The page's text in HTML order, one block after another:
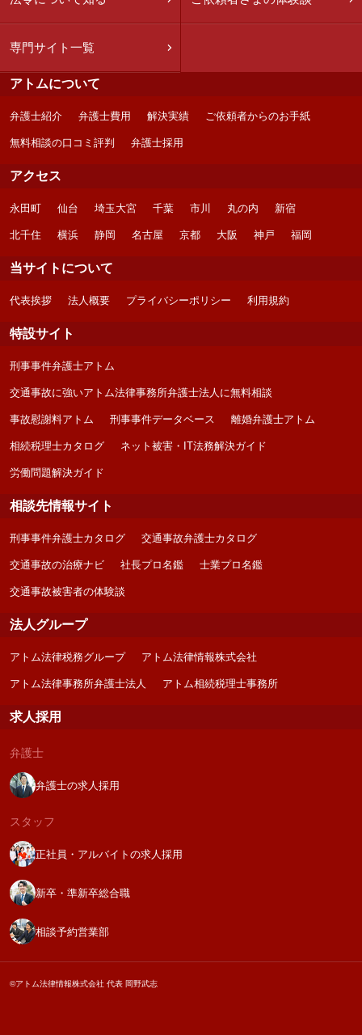
専門サイト一覧
アトムについて
弁護士紹介 弁護士費用 解決実績 ご依頼者からのお手紙
無料相談の口コミ評判 弁護士採用
アクセス
永田町 仙台 埼玉大宮 千葉 市川 丸の内 新宿
北千住 横浜 静岡 名古屋 京都 大阪 神戸 福岡
当サイトについて
代表挨拶 法人概要 プライバシーポリシー 利用規約
特設サイト
刑事事件弁護士アトム
交通事故に強いアトム法律事務所弁護士法人に無料相談
事故慰謝料アトム 刑事事件データベース 離婚弁護士アトム
相続税理士カタログ ネット被害・IT法務解決ガイド
労働問題解決ガイド
相談先情報サイト
刑事事件弁護士カタログ 交通事故弁護士カタログ
交通事故の治療ナビ 社長プロ名鑑 士業プロ名鑑
交通事故被害者の体験談
法人グループ
アトム法律税務グループ アトム法律情報株式会社
アトム法律事務所弁護士法人 アトム相続税理士事務所
求人採用
弁護士
弁護士の求人採用
スタッフ
正社員・アルバイトの求人採用
新卒・準新卒総合職
相談予約営業部
©アトム法律情報株式会社 代表 岡野武志